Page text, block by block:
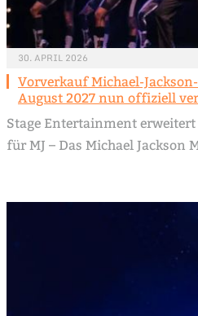
30. APRIL 2026
Vorverkauf Michael-
August 2027 nun offiziell
Stage Entertainment
für MJ – Das Michael Jackson